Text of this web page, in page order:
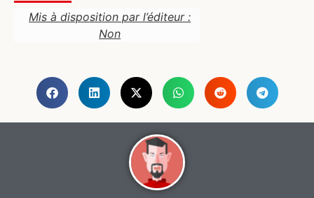
Mis à disposition par l’éditeur :
Non